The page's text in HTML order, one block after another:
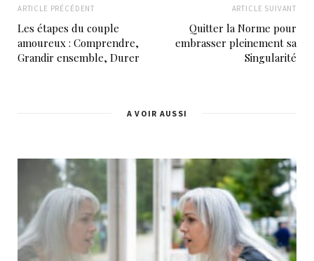
ARTICLE PRÉCÉDENT
Les étapes du couple
amoureux : Comprendre,
Grandir ensemble, Durer
ARTICLE SUIVANT
Quitter la Norme pour
embrasser pleinement sa
Singularité
A VOIR AUSSI